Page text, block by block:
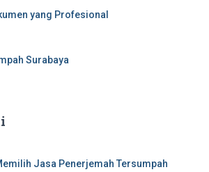
yang Profesional
Surabaya
Jasa Penerjemah Tersumpah